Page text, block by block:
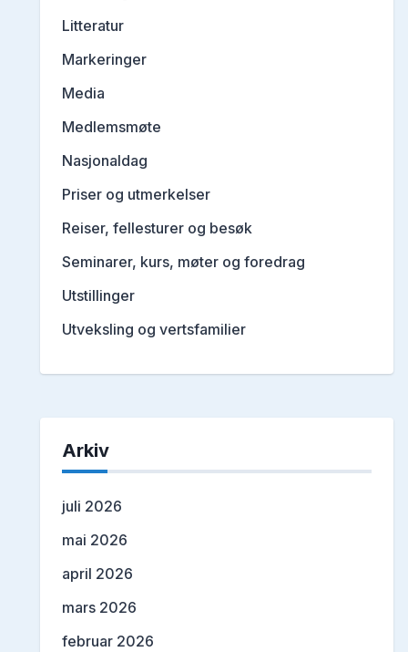
Litteratur
Markeringer
Media
Medlemsmøte
Nasjonaldag
Priser og utmerkelser
Reiser, fellesturer og besøk
Seminarer, kurs, møter og foredrag
Utstillinger
Utveksling og vertsfamilier
Arkiv
juli 2026
mai 2026
april 2026
mars 2026
februar 2026